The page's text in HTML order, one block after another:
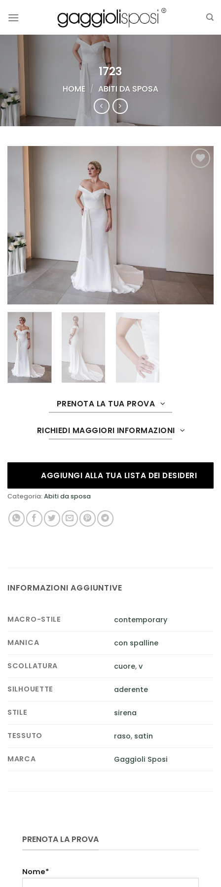
1723
HOME / ABITI DA SPOSA
PRENOTA LA TUA PROVA
RICHIEDI MAGGIORI INFORMAZIONI
AGGIUNGI ALLA TUA LISTA DEI DESIDERI
Categoria: Abiti da sposa
INFORMAZIONI AGGIUNTIVE
MACRO-STILE contemporary
MANICA con spalline
SCOLLATURA cuore,v
SILHOUETTE aderente
STILE sirena
TESSUTO raso, satin
MARCA Gaggioli Sposi
PRENOTA LA PROVA
Nome*